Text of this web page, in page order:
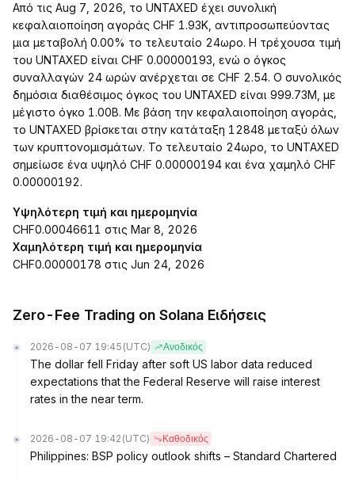
Από τις Aug 7, 2026, το UNTAXED έχει συνολική
κεφαλαιοποίηση αγοράς CHF 1.93K, αντιπροσωπεύοντας
μια μεταβολή 0.00% το τελευταίο 24ωρο. Η τρέχουσα τιμή
του UNTAXED είναι CHF 0.00000193, ενώ ο όγκος
συναλλαγών 24 ωρών ανέρχεται σε CHF 2.54. Ο συνολικός
δημόσια διαθέσιμος όγκος του UNTAXED είναι 999.73M, με
μέγιστο όγκο 1.00B. Με βάση την κεφαλαιοποίηση αγοράς,
το UNTAXED βρίσκεται στην κατάταξη 12848 μεταξύ όλων
των κρυπτονομισμάτων. Το τελευταίο 24ωρο, το UNTAXED
σημείωσε ένα υψηλό CHF 0.00000194 και ένα χαμηλό CHF
0.00000192.
Υψηλότερη τιμή και ημερομηνία
CHF0.00046611 στις Mar 8, 2026
Χαμηλότερη τιμή και ημερομηνία
CHF0.00000178 στις Jun 24, 2026
Zero-Fee Trading on Solana Ειδήσεις
2026-08-07 19:45 (UTC) Ανοδικός
The dollar fell Friday after soft US labor data reduced
expectations that the Federal Reserve will raise interest
rates in the near term.
2026-08-07 19:42 (UTC) Καθοδικός
Philippines: BSP policy outlook shifts – Standard Chartered